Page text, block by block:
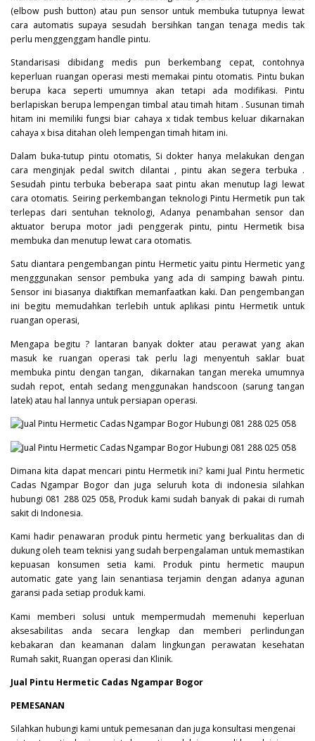
(elbow push button) atau pun sensor untuk membuka tutupnya lewat
cara automatis supaya sesudah bersihkan tangan tenaga medis tak
perlu menggenggam handle pintu.
Standarisasi dibidang medis pun berkembang cepat, contohnya
keperluan ruangan operasi mesti memakai pintu otomatis. Pintu bukan
berupa kaca seperti umumnya akan tetapi ada modifikasi. Pintu
berlapiskan berupa lempengan timbal atau timah hitam . Susunan timah
hitam ini memiliki fungsi biar cahaya x tidak tembus keluar dikarnakan
cahaya x bisa ditahan oleh lempengan timah hitam ini.
Dalam buka-tutup pintu otomatis, Si dokter hanya melakukan dengan
cara menginjak pedal switch dilantai , pintu akan segera terbuka .
Sesudah pintu terbuka beberapa saat pintu akan menutup lagi lewat
cara otomatis. Seiring perkembangan teknologi Pintu Hermetik pun tak
terlepas dari sentuhan teknologi, Adanya penambahan sensor dan
aktuator berupa motor jadi penggerak pintu, pintu Hermetik bisa
membuka dan menutup lewat cara otomatis.
Satu diantara pengembangan pintu Hermetic yaitu pintu Hermetic yang
mengggunakan sensor pembuka yang ada di samping bawah pintu.
Sensor ini biasanya diaktifkan memanfaatkan kaki. Dan pengembangan
ini begitu memudahkan terlebih untuk aplikasi pintu Hermetik untuk
ruangan operasi,
Mengapa begitu ? lantaran banyak dokter atau perawat yang akan
masuk ke ruangan operasi tak perlu lagi menyentuh saklar buat
membuka pintu dengan tangan, dikarnakan tangan mereka umumnya
sudah repot, entah sedang menggunakan handscoon (sarung tangan
latek) atau hal lannya untuk persiapan operasi.
Dimana kita dapat mencari pintu Hermetik ini? kami Jual Pintu hermetic
Cadas Ngampar Bogor dan juga seluruh kota di indonesia silahkan
hubungi 081 288 025 058, Produk kami sudah banyak di pakai di rumah
sakit di Indonesia.
Kami hadir penawaran produk pintu hermetic yang berkualitas dan di
dukung oleh team teknisi yang sudah berpengalaman untuk memastikan
kepuasan konsumen setia kami. Produk pintu hermetic maupun
automatic gate yang lain senantiasa terjamin dengan adanya agunan
garansi pada setiap produk kami.
Kami memberi solusi untuk mempermudah memenuhi keperluan
aksesabilitas anda secara lengkap dan memberi perlindungan
kebakaran dan keamanan dalam lingkungan perawatan kesehatan
Rumah sakit, Ruangan operasi dan Klinik.
Jual Pintu Hermetic Cadas Ngampar Bogor
PEMESANAN
Silahkan hubungi kami untuk pemesanan dan juga konsultasi mengenai